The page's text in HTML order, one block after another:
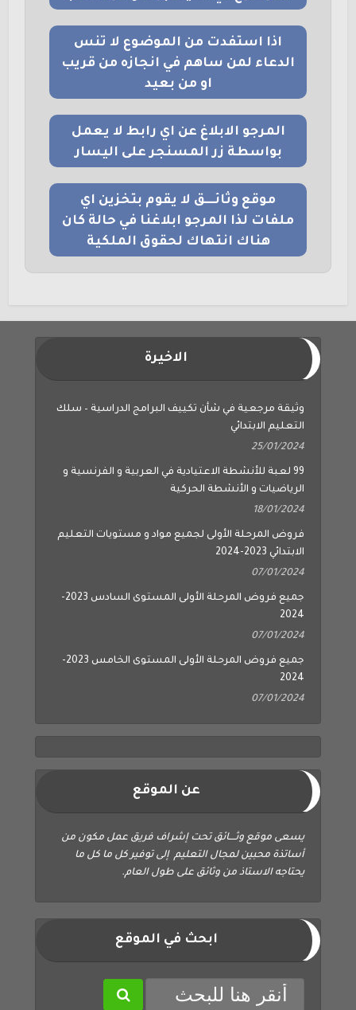
اذا استفدت من الموضوع لا تنس
الدعاء لمن ساهم في انجازه من قريب
او من بعيد
المرجو الابلاغ عن اي رابط لا يعمل
بواسطة زر المسنجر على اليسار
موقع وثائــــق لا يقوم بتخزين اي
ملفات لذا المرجو ابلاغنا في حالة كان
هناك انتهاك لحقوق الملكية
التعليم الابتدائي
25/01/2024
الرياضيات و الأنشطة الحركية
الابتدائي 2023-2024
07/01/2024
2024
2024
أساتذة محبين لمجال التعليم إلى توفير كل ما كل ما
يحتاجه الاستاذ من وثائق على طول العام.